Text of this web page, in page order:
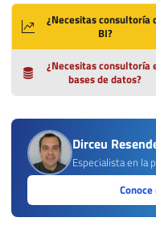
¿Necesitas consultoría
BI?
¿Necesitas consultoría
bases de datos?
Dirceu
Especialista en la